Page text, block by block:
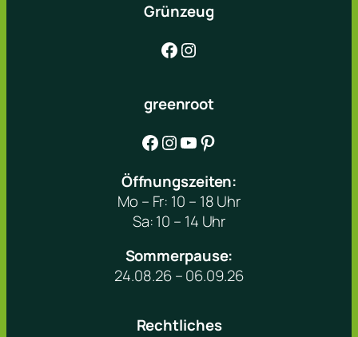
Grünzeug
Facebook Instagram
greenroot
Facebook Instagram YouTube Pinterest
Öffnungszeiten:
Mo – Fr: 10 – 18 Uhr
Sa: 10 – 14 Uhr
Sommerpause:
24.08.26 – 06.09.26
Rechtliches